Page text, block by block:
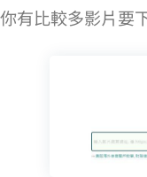
你有比較多影片要